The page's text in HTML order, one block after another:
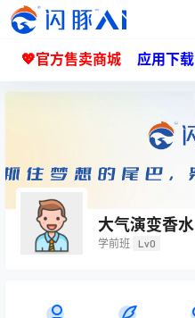
💖官方售卖商城 应用下载
大气演变香水
学前班 Lv0